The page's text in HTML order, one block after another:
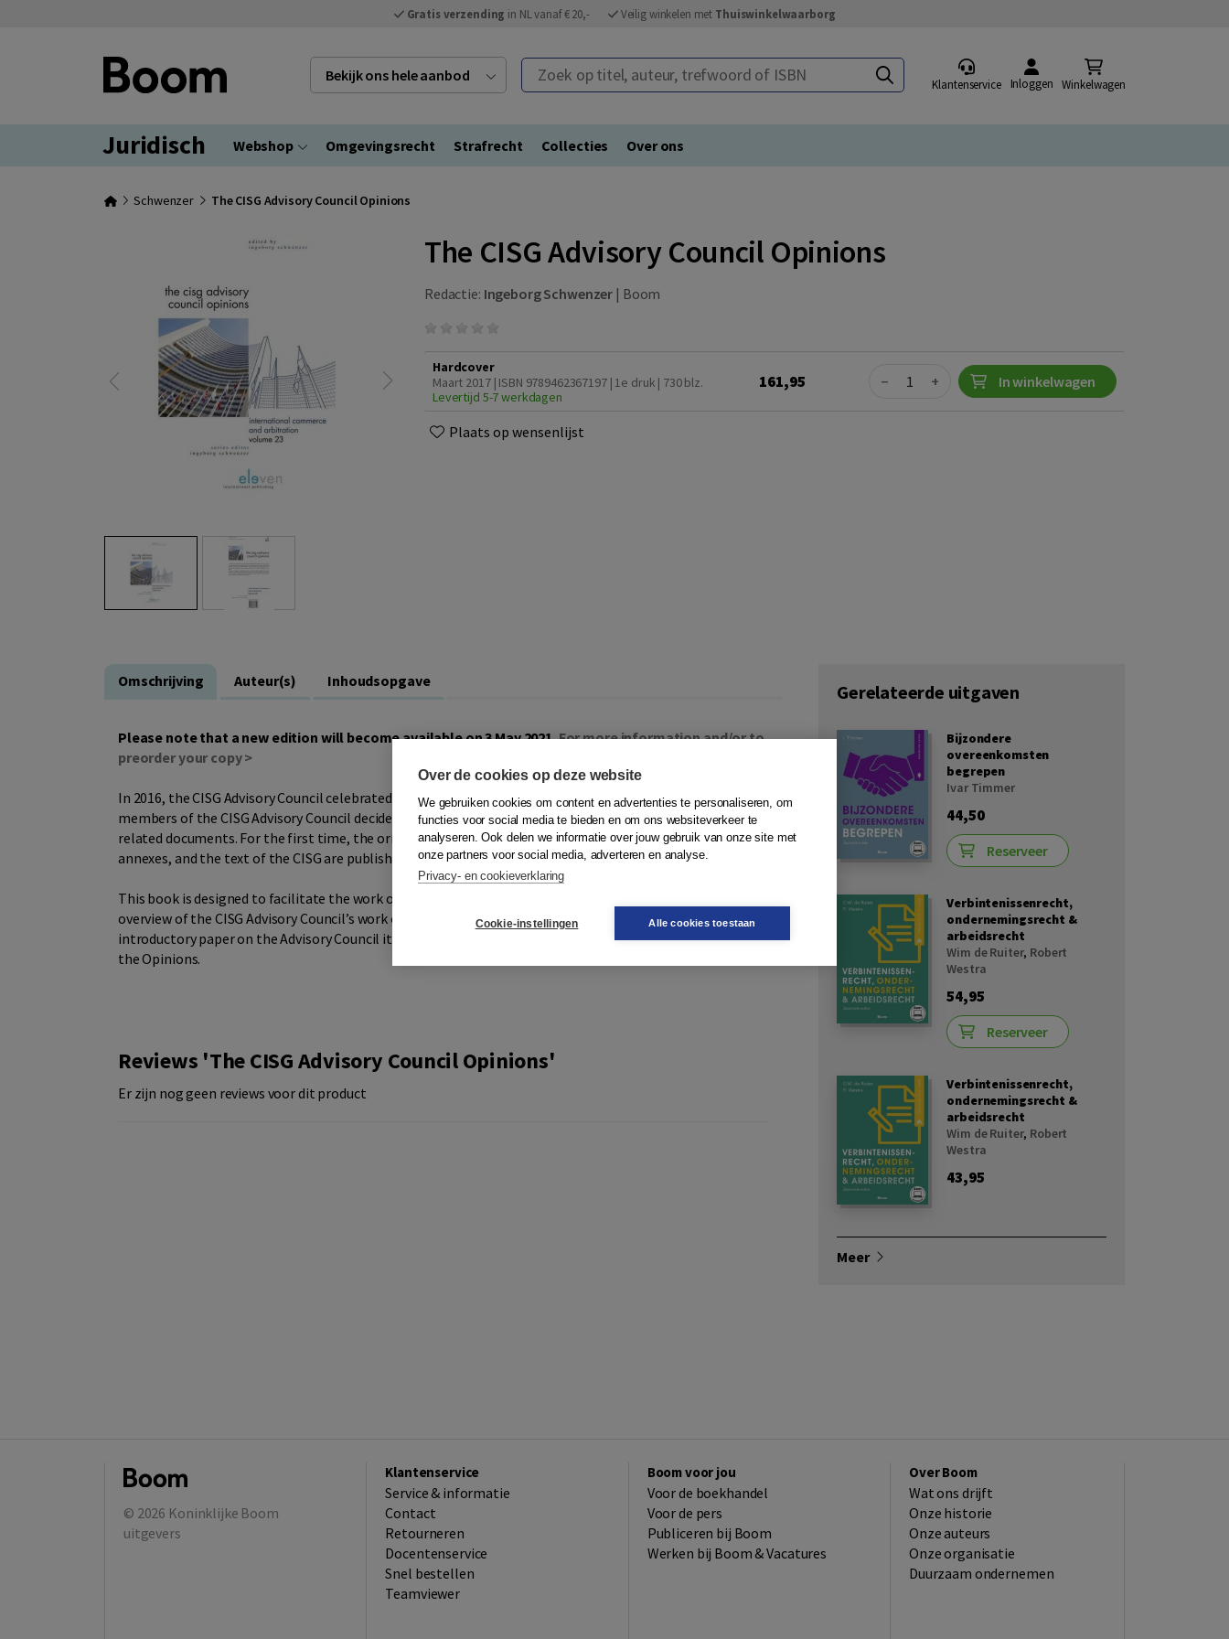
Gratis verzending in NL vanaf € 20,- Veilig winkelen met Thuiswinkelwaarborg
Bekijk ons hele aanbod Zoek op titel, auteur, trefwoord of ISBN
Klantenservice Inloggen Winkelwagen
Juridisch Webshop Omgevingsrecht Strafrecht Collecties Over ons
Schwenzer The CISG Advisory Council Opinions
The CISG Advisory Council Opinions
Redactie: Ingeborg Schwenzer | Boom
Hardcover
Maart 2017 | ISBN 9789462367197 | 1e druk | 730 blz.
Levertijd 5-7 werkdagen
161,95 Quantity
− + In winkelwagen
Plaats op wensenlijst
Omschrijving Auteur(s) Inhoudsopgave
Please note that a new edition will become available on 3 May 2021.For more information and/or to
preorder your copy >
In 2016, the CISG Advisory Council celebrated its fifteenth anniversary. On this occasion, the current
members of the CISG Advisory Council decided to publish a book containing all CISG Advisory Council
related documents. For the first time, the original versions of all Opinions and Declarations, their
annexes, and the text of the CISG are published in one book.
This book is designed to facilitate the work on and with the CISG. It enables the reader in gaining an
overview of the CISG Advisory Council’s work of the last fifteen years. Furthermore, it contains an
introductory paper on the Advisory Council itself, its unique approach and some historical background of
the Opinions.
Reviews 'The CISG Advisory Council Opinions'
Er zijn nog geen reviews voor dit product
Gerelateerde uitgaven
Bijzondere
overeenkomsten
begrepen
Ivar Timmer
44,50
Reserveer
Verbintenissenrecht,
ondernemingsrecht &
arbeidsrecht
Wim de Ruiter, Robert
Westra
54,95
Reserveer
Verbintenissenrecht,
ondernemingsrecht &
arbeidsrecht
Wim de Ruiter, Robert
Westra
43,95
Meer
© 2026 Koninklijke Boom
uitgevers
Klantenservice
Service & informatie
Contact
Retourneren
Docentenservice
Snel bestellen
Teamviewer
Boom voor jou
Voor de boekhandel
Voor de pers
Publiceren bij Boom
Werken bij Boom & Vacatures
Over Boom
Wat ons drijft
Onze historie
Onze auteurs
Onze organisatie
Duurzaam ondernemen
Over de cookies op deze website
We gebruiken cookies om content en advertenties te personaliseren, om
functies voor social media te bieden en om ons websiteverkeer te
analyseren. Ook delen we informatie over jouw gebruik van onze site met
onze partners voor social media, adverteren en analyse.
Privacy- en cookieverklaring
Cookie-instellingen Alle cookies toestaan